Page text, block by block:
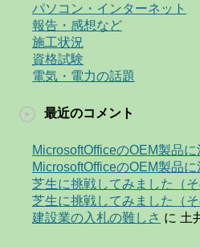
パソコン・インターネット
報告・感想など
施工状況
資格試験
電気・電力の話題
最近のコメント
MicrosoftOfficeのOEM製品に
MicrosoftOfficeのOEM製品に
芝生に挑戦してみました（そ
芝生に挑戦してみました（そ
建設業の入札の難しさ に 土